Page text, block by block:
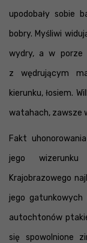
upodobały sobie
bobry. Myśliwi
wydry, a w porze
z wędrującym
kierunku, łosiem.
watahach, zawsze
Fakt
jego
Krajobrazowego
jego gatunkowych
autochtonów
się spowolnione